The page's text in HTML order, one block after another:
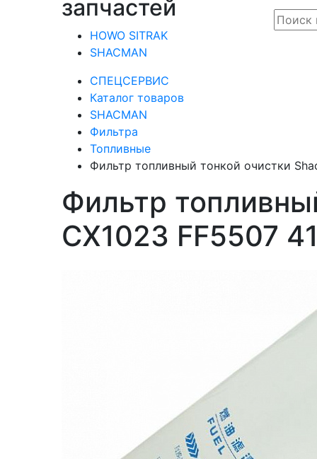
запчастей
HOWO SITRAK
SHACMAN
СПЕЦСЕРВИС
Каталог товаров
SHACMAN
Фильтра
Топливные
Фильтр топливный тонкой очистки
Фильтр
CX1023 FF5507